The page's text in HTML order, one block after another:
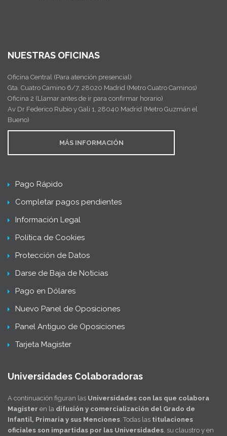
NUESTRAS OFICINAS
Oficina Central (Para atención presencial)
Gta. Cuatro Camino 6/7, 28020 Madrid (Metro Cuatro Caminos)
Oficina 2 (Llamar antes de ir para confirmar horario)
Av Dr Federico Rubio y Gali 1, 28040 Madrid (Metro Guzmán el
Bueno)
MÁS INFORMACIÓN
Pago Rápido
Completar pagos pendientes
Información Legal
Política de Cookies
Protección de Datos
Darse de Baja de Noticias
Pago en Dólares
Nuevo Panel de Oposiciones
Panel Antiguo de Oposiciones
Tarjeta Magister
Universidades Colaboradoras
A continuación figuran las Universidades con las que colabora
Magister en la difusión y comercialización del Grado de
Infantil, Primaria y sus Menciones . Todas las titulaciones
oficiales son impartidas por las Universidades , su claustro y en